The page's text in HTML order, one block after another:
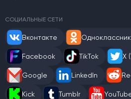
СОЦИАЛЬНЫЕ СЕТИ
Вконтакте
Facebook TikTok X
Google LinkedIn
Kick Tumblr